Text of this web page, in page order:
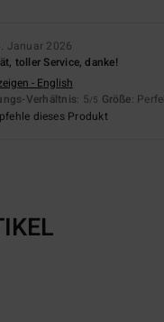
Januar 2026
toller Service, danke!
- English
Verhältnis: 5/5 Größe:
dieses Produkt